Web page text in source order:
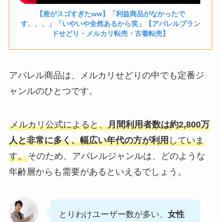
【差がスゴすぎたww】「利益商品がなかったで
す、、、」「いやいや全然あるから笑」【アパレルブラン
ドせどり・メルカリ転売・古着転売】
アパレル商品は、メルカリせどりの中でも定番ジ
ャンルのひとつです。
メルカリ公式によると、月間利用者数は約2,800万
人と非常に多く、幅広い年代の方が利用していま
す。そのため、アパレルジャンルは、どのような
年齢層からも需要があるといえるでしょう。
とりわけユーザー数が多い、 女性